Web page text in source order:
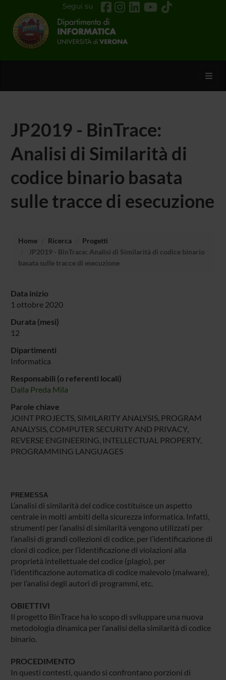
Segui su
JP2019 - BinTrace:
Analisi di Similarità di
codice binario basata
sulle tracce di esecuzione
Home Ricerca
Progetti
JP2019 - BinTrace: Analisi di Similarità di codice binario
basata sulle tracce di esecuzione
Data inizio
1 ottobre 2020
Durata (mesi)
12
Dipartimenti
Informatica
Responsabili (o referenti locali)
Dalla Preda Mila
Parole chiave
JOINT PROJECTS, SIMILARITY ANALYSIS, PROGRAM
ANALYSIS, COMPUTER SECURITY AND PRIVACY,
REVERSE ENGINEERING, INTELLECTUAL PROPERTY,
PROGRAMMING LANGUAGES
PREMESSA
L’analisi di similarità del codice costituisce un aspetto
centrale in molti ambiti della sicurezza informatica. Infatti,
strumenti per l’analisi di similarità vengono utilizzati per
l’analisi di grandi collezioni di codice, per l’identificazione di
cloni di codice, per l’identificazione di violazioni alla
proprietà intellettuale del codice (plagio), per
l’identificazione automatica di codice malevolo (malware),
per l’analisi degli autori di programmi, etc.
OBIETTIVI
Il progetto BinTrace ha lo scopo di sviluppare una nuova
metodologia dinamica per l’analisi della similarità di codice
binario.
PROCEDIMENTO
In questi contesti, quando si confrontano porzioni di